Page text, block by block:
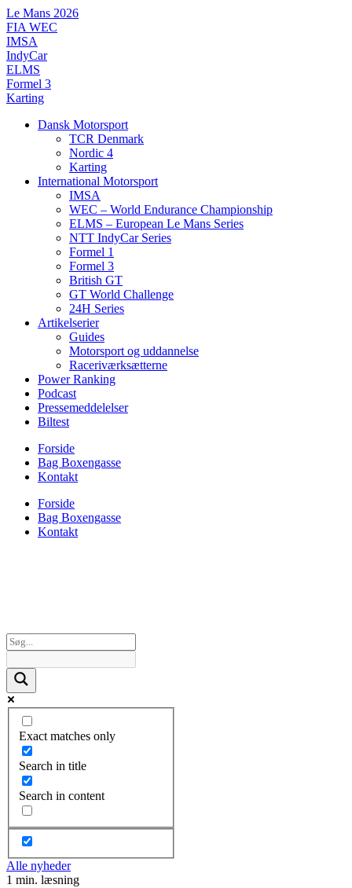
Videre
til
indhold
Le Mans 2026
FIA WEC
IMSA
IndyCar
ELMS
Formel 3
Karting
Dansk Motorsport
TCR Denmark
Nordic 4
Karting
International Motorsport
IMSA
WEC – World Endurance Championship
ELMS – European Le Mans Series
NTT IndyCar Series
Formel 1
Formel 3
British GT
GT World Challenge
24H Series
Artikelserier
Guides
Motorsport og uddannelse
Raceriværksætterne
Power Ranking
Podcast
Pressemeddelelser
Biltest
Forside
Bag Boxengasse
Kontakt
Forside
Bag Boxengasse
Kontakt
Exact matches only
Search in title
Search in content
Alle nyheder
1 min. læsning